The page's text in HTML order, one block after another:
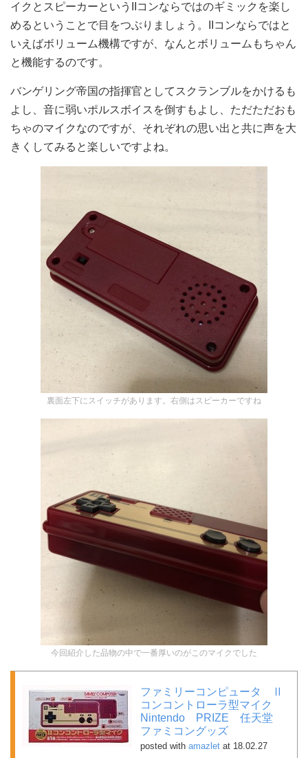
イクとスピーカーというIIコンならではのギミックを楽し
めるということで目をつぶりましょう。IIコンならではと
いえばボリューム機構ですが、なんとボリュームもちゃん
と機能するのです。
バンゲリング帝国の指揮官としてスクランブルをかけるも
よし、音に弱いポルスボイスを倒すもよし、ただただおも
ちゃのマイクなのですが、それぞれの思い出と共に声を大
きくしてみると楽しいですよね。
裏面左下にスイッチがあります。右側はスピーカーですね
今回紹介した品物の中で一番厚いのがこのマイクでした
ファミリーコンピュータ Ⅱ
コンコントローラ型マイク
Nintendo PRIZE 任天堂
ファミコングッズ
posted with amazlet at 18.02.27